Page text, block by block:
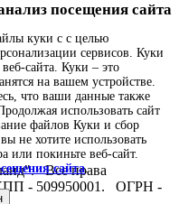
Все права
- 509950001.
ОГРН -
посещения сайта
куки c с целью
сервисов. Куки
сайта. Куки – это
на вашем устройстве.
что ваши данные также
использовать сайт
файлов Куки и сбор
не хотите использовать
или покиньте веб-сайт.
сайта.